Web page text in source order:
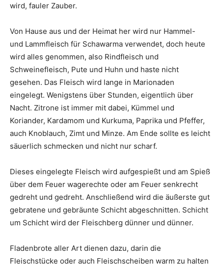
wird, fauler Zauber.
Von Hause aus und der Heimat her wird nur Hammel-
und Lammfleisch für Schawarma verwendet, doch heute
wird alles genommen, also Rindfleisch und
Schweinefleisch, Pute und Huhn und haste nicht
gesehen. Das Fleisch wird lange in Marionaden
eingelegt. Wenigstens über Stunden, eigentlich über
Nacht. Zitrone ist immer mit dabei, Kümmel und
Koriander, Kardamom und Kurkuma, Paprika und Pfeffer,
auch Knoblauch, Zimt und Minze. Am Ende sollte es leicht
säuerlich schmecken und nicht nur scharf.
Dieses eingelegte Fleisch wird aufgespießt und am Spieß
über dem Feuer wagerechte oder am Feuer senkrecht
gedreht und gedreht. Anschließend wird die äußerste gut
gebratene und gebräunte Schicht abgeschnitten. Schicht
um Schicht wird der Fleischberg dünner und dünner.
Fladenbrote aller Art dienen dazu, darin die
Fleischstücke oder auch Fleischscheiben warm zu halten